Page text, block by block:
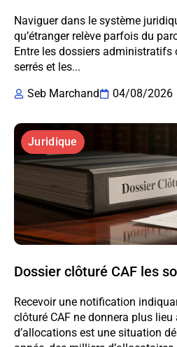
Naviguer dans le système
qu’étranger relève parfois du
Entre les dossiers administratifs
serrés et les...
Seb Marchand
04/08/2026
Juridique
Dossier clôturé CAF les
Recevoir une notification
clôturé CAF ne donnera plus lieu
d’allocations est une situation